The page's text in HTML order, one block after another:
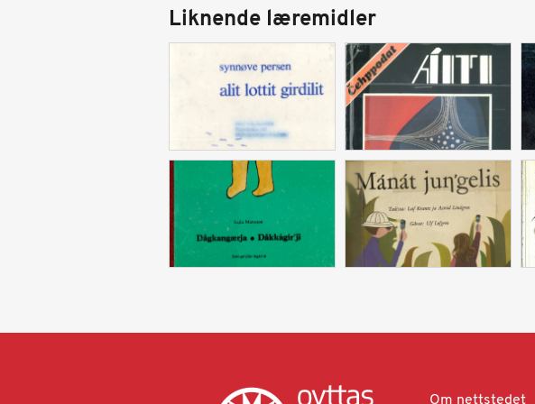
Liknende læremidler
Om nettstedet